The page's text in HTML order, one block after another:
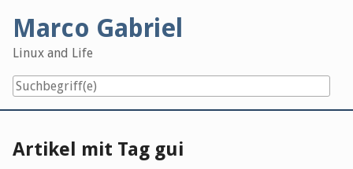
content
Marco Gabriel
Linux and Life
Artikel mit Tag gui